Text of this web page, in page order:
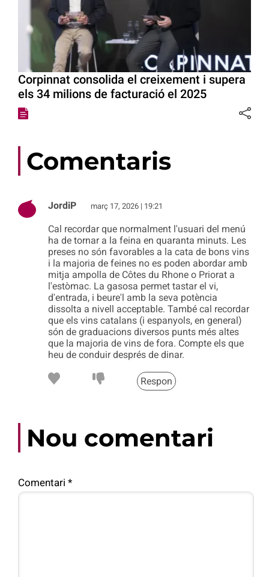
Corpinnat consolida el creixement i supera
els 34 milions de facturació el 2025
Comentaris
JordiP març 17, 2026 | 19:21
Cal recordar que normalment l'usuari del menú
ha de tornar a la feina en quaranta minuts. Les
preses no són favorables a la cata de bons vins
i la majoria de feines no es poden abordar amb
mitja ampolla de Côtes du Rhone o Priorat a
l'estòmac. La gasosa permet tastar el vi,
d'entrada, i beure'l amb la seva potència
dissolta a nivell acceptable. També cal recordar
que els vins catalans (i espanyols, en general)
són de graduacions diversos punts més altes
que la majoria de vins de fora. Compte els que
heu de conduir després de dinar.
Respon
Nou comentari
Comentari *